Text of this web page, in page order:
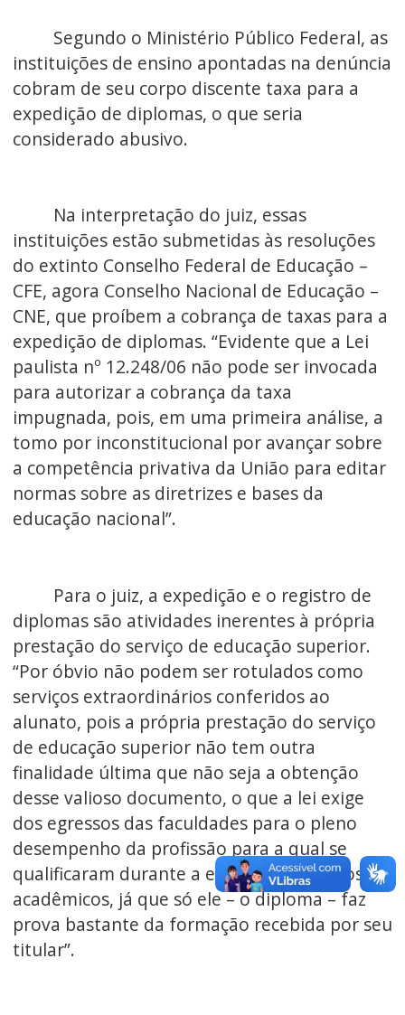
Segundo o Ministério Público Federal, as
instituições de ensino apontadas na denúncia
cobram de seu corpo discente taxa para a
expedição de diplomas, o que seria
considerado abusivo.
Na interpretação do juiz, essas
instituições estão submetidas às resoluções
do extinto Conselho Federal de Educação –
CFE, agora Conselho Nacional de Educação –
CNE, que proíbem a cobrança de taxas para a
expedição de diplomas. “Evidente que a Lei
paulista nº 12.248/06 não pode ser invocada
para autorizar a cobrança da taxa
impugnada, pois, em uma primeira análise, a
tomo por inconstitucional por avançar sobre
a competência privativa da União para editar
normas sobre as diretrizes e bases da
educação nacional”.
Para o juiz, a expedição e o registro de
diplomas são atividades inerentes à própria
prestação do serviço de educação superior.
“Por óbvio não podem ser rotulados como
serviços extraordinários conferidos ao
alunato, pois a própria prestação do serviço
de educação superior não tem outra
finalidade última que não seja a obtenção
desse valioso documento, o que a lei exige
dos egressos das faculdades para o pleno
desempenho da profissão para a qual se
qualificaram durante a estadia nos bancos
acadêmicos, já que só ele – o diploma – faz
prova bastante da formação recebida por seu
titular”.